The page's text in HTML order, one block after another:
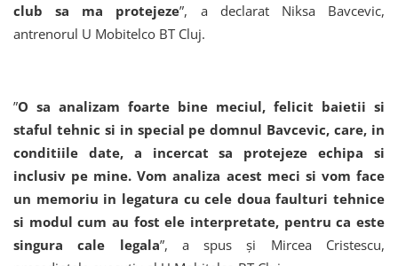
club sa ma protejeze”, a declarat Niksa Bavcevic,
antrenorul U Mobitelco BT Cluj.
”O sa analizam foarte bine meciul, felicit baietii si
staful tehnic si in special pe domnul Bavcevic, care, in
conditiile date, a incercat sa protejeze echipa si
inclusiv pe mine. Vom analiza acest meci si vom face
un memoriu in legatura cu cele doua faulturi tehnice
si modul cum au fost ele interpretate, pentru ca este
singura cale legala”, a spus și Mircea Cristescu,